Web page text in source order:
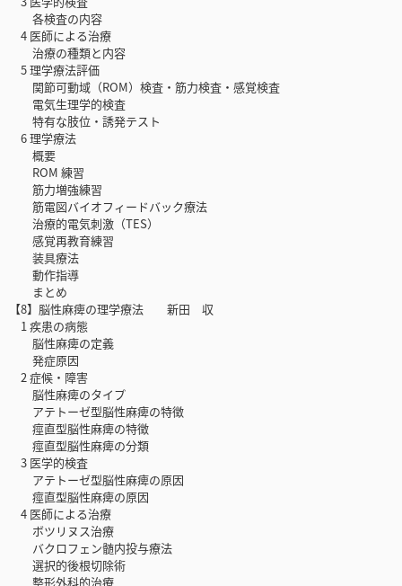
各検査の内容
4 医師による治療
治療の種類と内容
5 理学療法評価
関節可動域（ROM）検査・筋力検査・感覚検査
電気生理学的検査
特有な肢位・誘発テスト
6 理学療法
概要
ROM 練習
筋力増強練習
筋電図バイオフィードバック療法
治療的電気刺激（TES）
感覚再教育練習
装具療法
動作指導
まとめ
【8】脳性麻痺の理学療法 新田 収
1 疾患の病態
脳性麻痺の定義
発症原因
2 症候・障害
脳性麻痺のタイプ
アテトーゼ型脳性麻痺の特徴
痙直型脳性麻痺の特徴
痙直型脳性麻痺の分類
3 医学的検査
アテトーゼ型脳性麻痺の原因
痙直型脳性麻痺の原因
4 医師による治療
ボツリヌス治療
バクロフェン髄内投与療法
選択的後根切除術
整形外科的治療